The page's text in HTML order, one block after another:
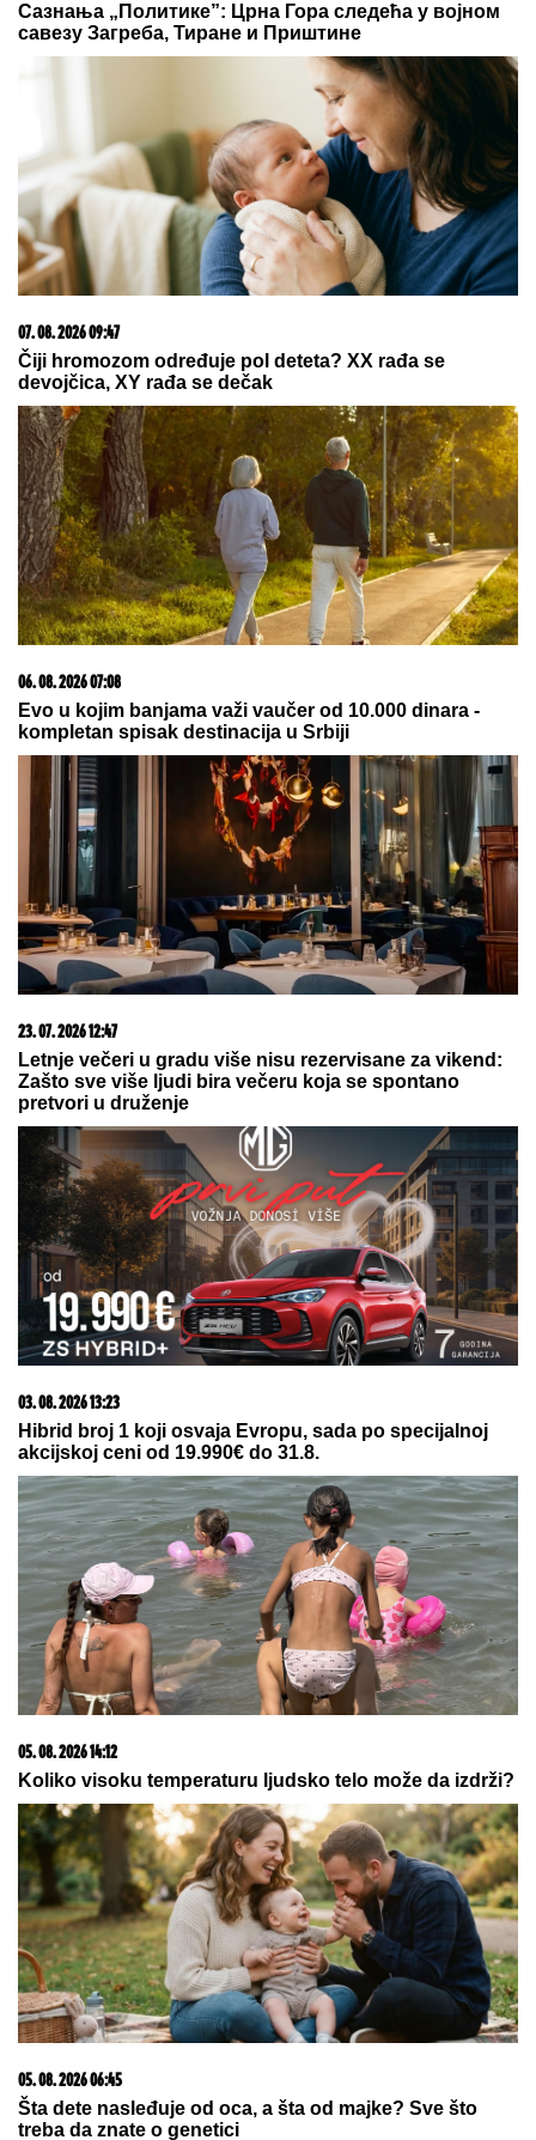
Сазнања „Политике”: Црна Гора следећа у војном
савезу Загреба, Тиране и Приштине
07. 08. 2026 09:47
Čiji hromozom određuje pol deteta? XX rađa se
devojčica, XY rađa se dečak
06. 08. 2026 07:08
Evo u kojim banjama važi vaučer od 10.000 dinara -
kompletan spisak destinacija u Srbiji
23. 07. 2026 12:47
Letnje večeri u gradu više nisu rezervisane za vikend:
Zašto sve više ljudi bira večeru koja se spontano
pretvori u druženje
03. 08. 2026 13:23
Hibrid broj 1 koji osvaja Evropu, sada po specijalnoj
akcijskoj ceni od 19.990€ do 31.8.
05. 08. 2026 14:12
Koliko visoku temperaturu ljudsko telo može da izdrži?
05. 08. 2026 06:45
Šta dete nasleđuje od oca, a šta od majke? Sve što
treba da znate o genetici